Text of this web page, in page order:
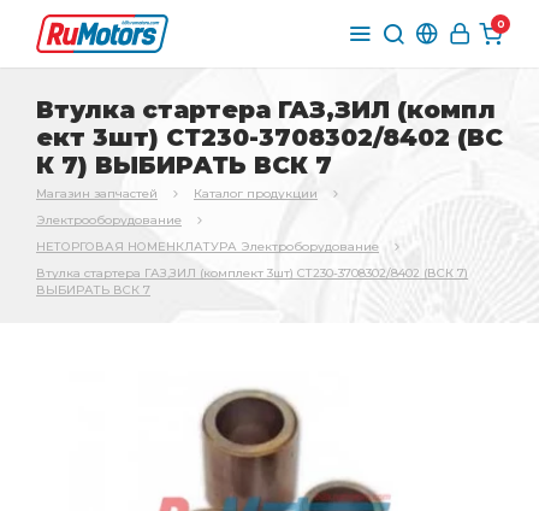
0
Втулка стартера ГАЗ,ЗИЛ (компл
ект 3шт) СТ230-3708302/8402 (ВС
К 7) ВЫБИРАТЬ ВСК 7
Магазин запчастей
Каталог продукции
Электрооборудование
НЕТОРГОВАЯ НОМЕНКЛАТУРА Электроборудование
Втулка стартера ГАЗ,ЗИЛ (комплект 3шт) СТ230-3708302/8402 (ВСК 7)
ВЫБИРАТЬ ВСК 7